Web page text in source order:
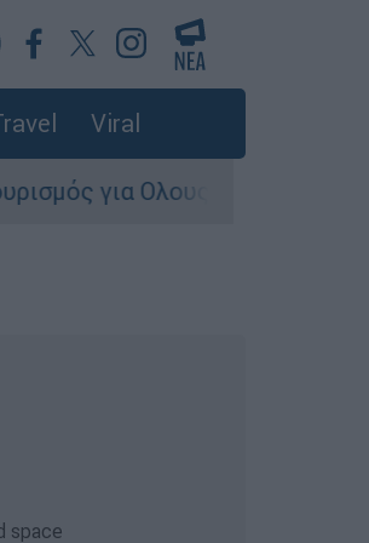
Viral
για Ολους 2026-2027: Τα SOS